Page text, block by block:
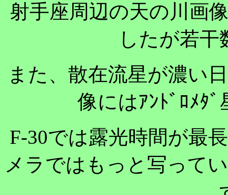
射手座周辺の天の川画
したが若
また、散在流星が濃い
像にはｱﾝﾄﾞﾛﾒﾀ
F-30では露光時間が最
メラではもっと写って